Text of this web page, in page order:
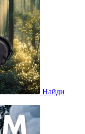
Найди